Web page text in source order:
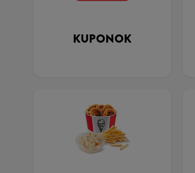
KUPONOK